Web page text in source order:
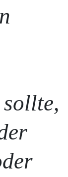
sollte,